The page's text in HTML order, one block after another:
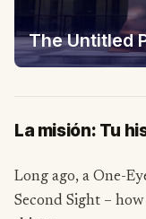
The Untitled
La misión: Tu
Long ago, a One-
Second Sight –